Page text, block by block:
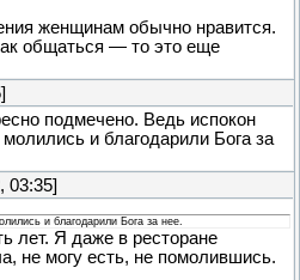
женщинам обычно нравится.
общаться — то это еще
подмечено. Ведь испокон
и благодарили Бога за
03:35]
и благодарили Бога за нее.
лет. Я даже в ресторане
не могу есть, не помолившись.